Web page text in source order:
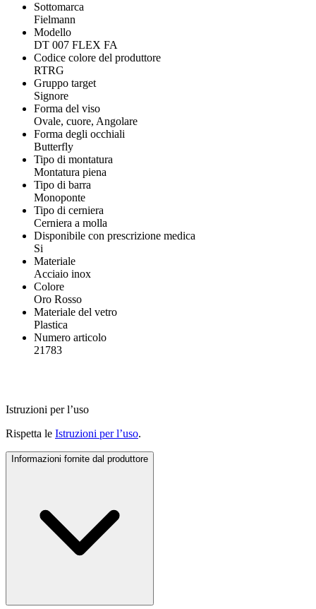
Sottomarca
Fielmann
Modello
DT 007 FLEX FA
Codice colore del produttore
RTRG
Gruppo target
Signore
Forma del viso
Ovale, cuore, Angolare
Forma degli occhiali
Butterfly
Tipo di montatura
Montatura piena
Tipo di barra
Monoponte
Tipo di cerniera
Cerniera a molla
Disponibile con prescrizione medica
Si
Materiale
Acciaio inox
Colore
Oro Rosso
Materiale del vetro
Plastica
Numero articolo
21783
Istruzioni per l’uso
Rispetta le Istruzioni per l’uso.
Informazioni fornite dal produttore